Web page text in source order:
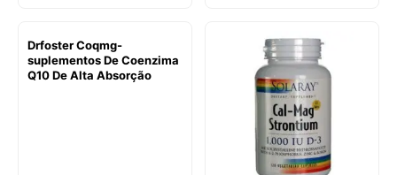
Drfoster Coqmg-
suplementos De Coenzima
Q10 De Alta Absorção